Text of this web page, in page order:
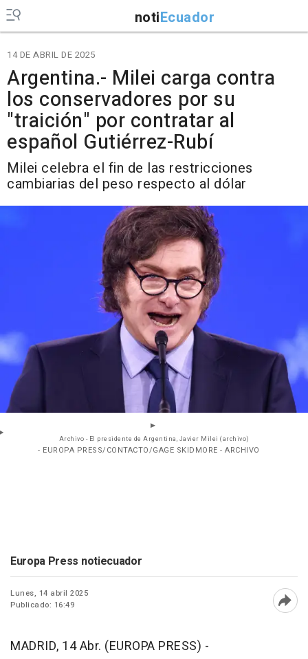
notiEcuador
14 DE ABRIL DE 2025
Argentina.- Milei carga contra
los conservadores por su
"traición" por contratar al
español Gutiérrez-Rubí
Milei celebra el fin de las restricciones
cambiarias del peso respecto al dólar
Archivo - El presidente de Argentina, Javier Milei (archivo)
- EUROPA PRESS/CONTACTO/GAGE SKIDMORE - ARCHIVO
Europa Press notiecuador
Lunes, 14 abril 2025
Publicado: 16:49
MADRID, 14 Abr. (EUROPA PRESS) -